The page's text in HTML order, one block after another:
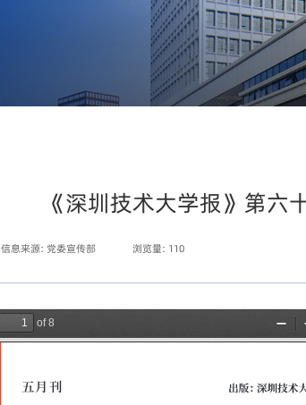
《深圳技术大学报》第六
信息来源: 党委宣传部 浏览量: 110